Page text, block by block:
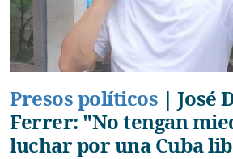
Presos políticos | José
Ferrer: "No tengan
luchar por una Cuba